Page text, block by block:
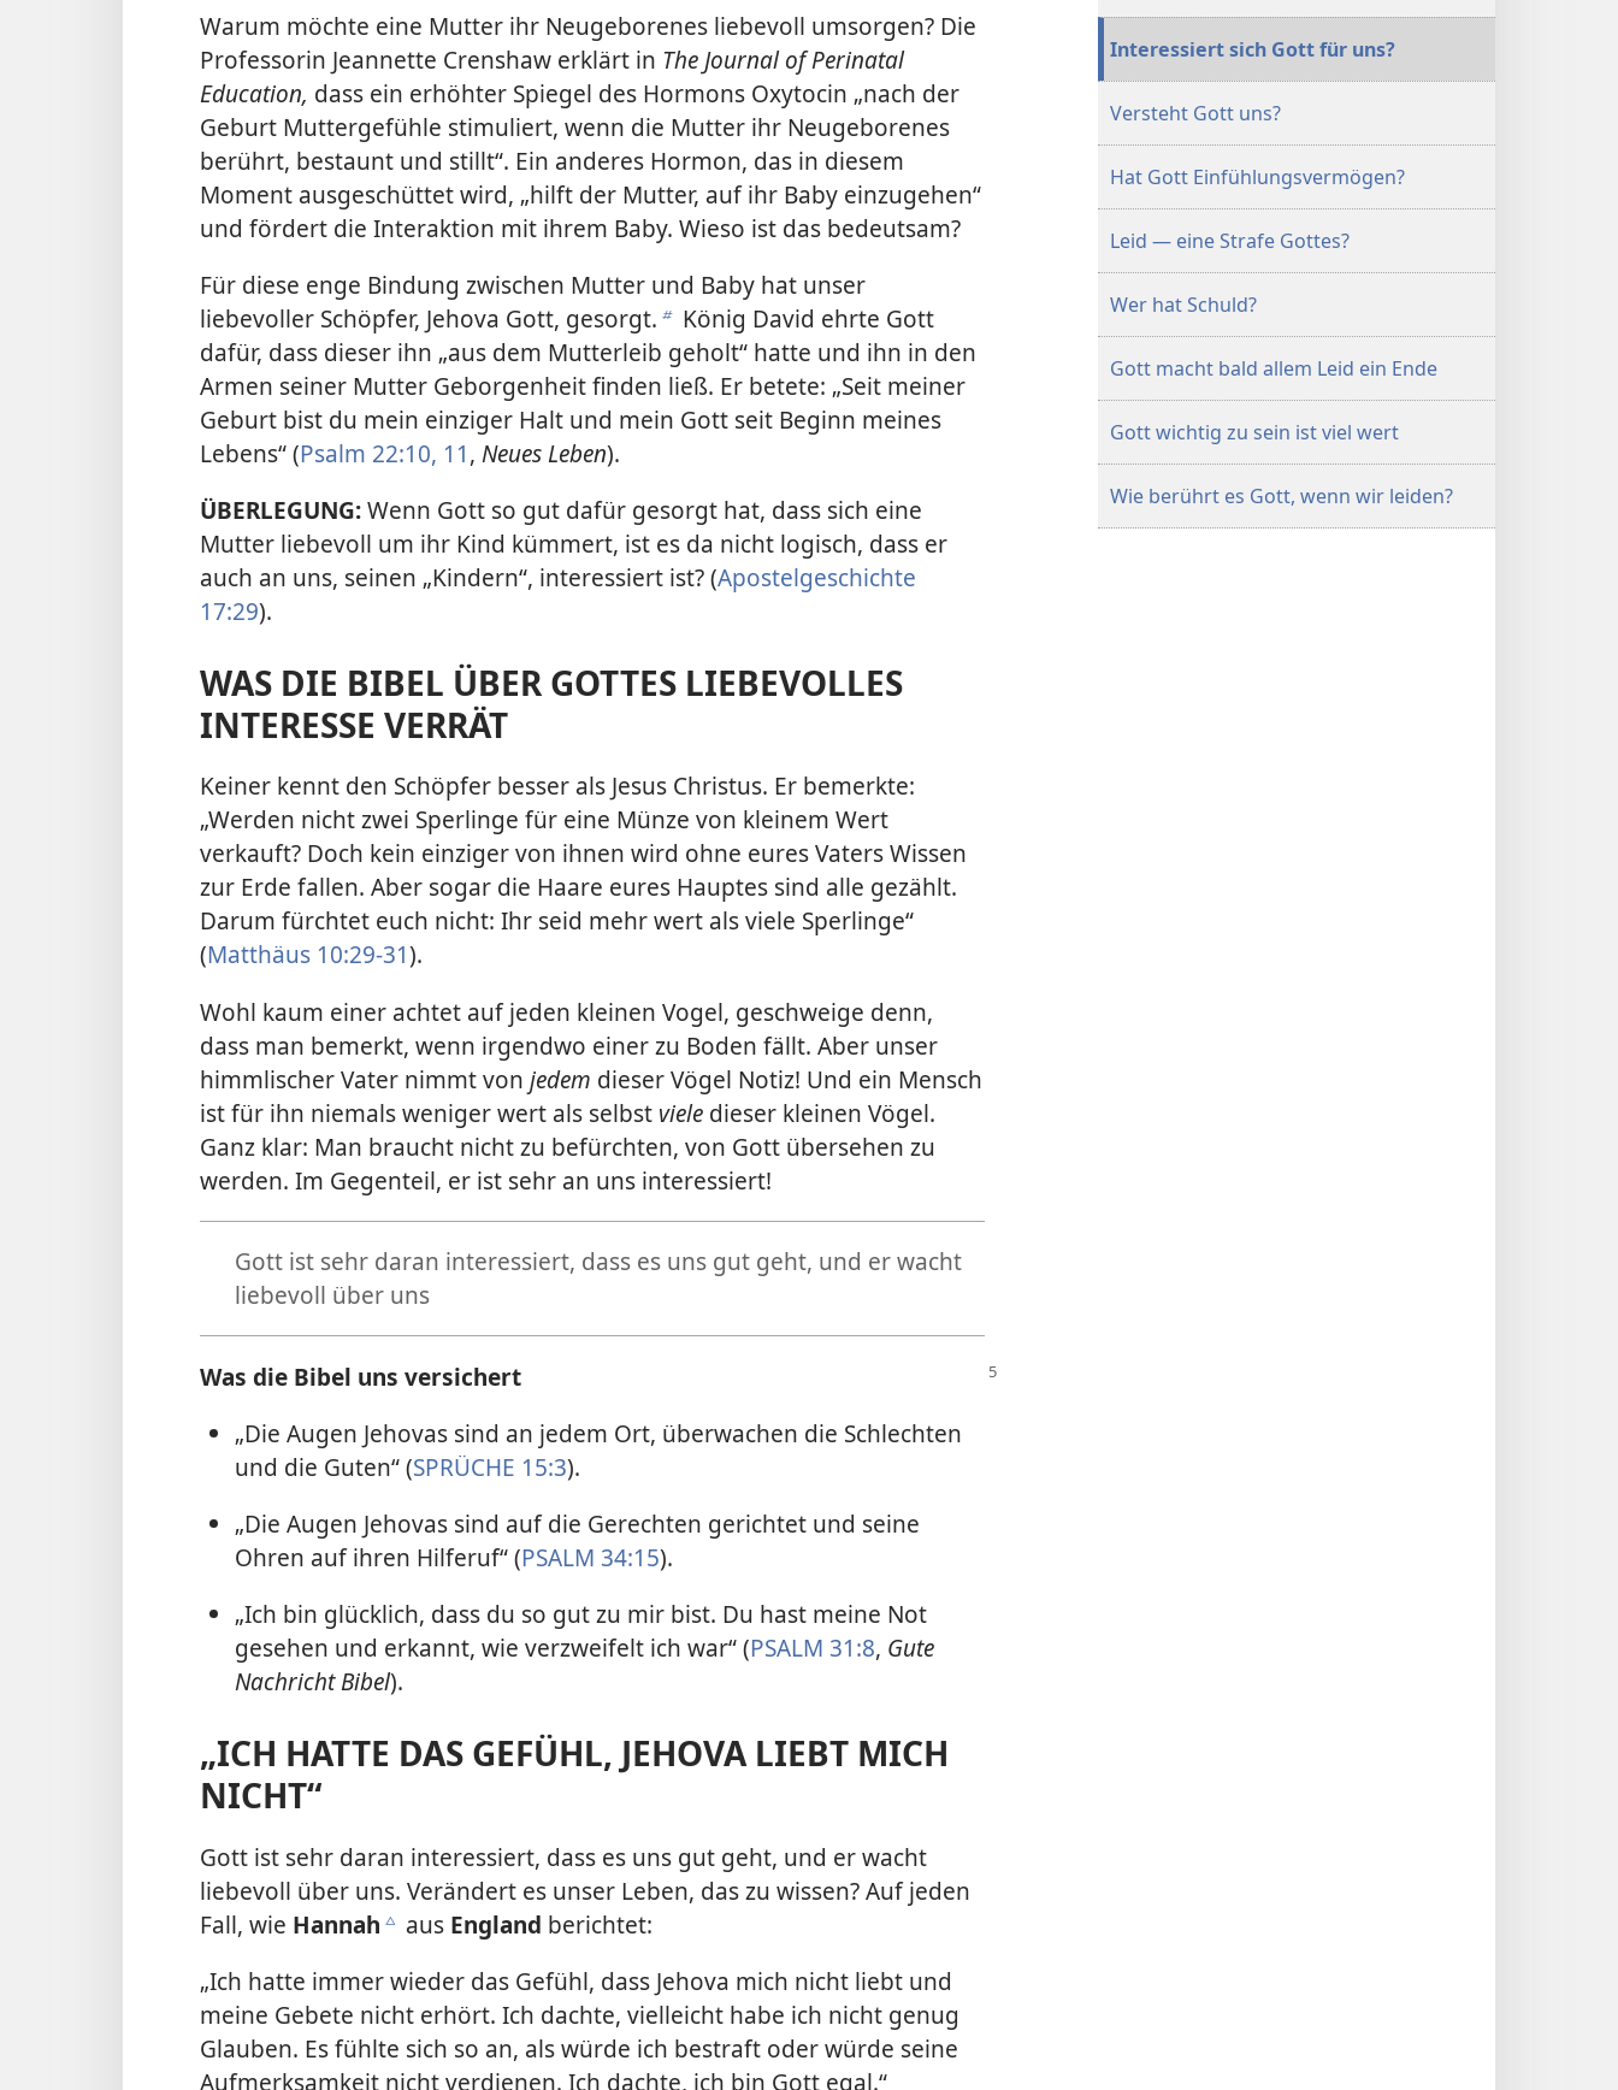
Warum möchte eine Mutter ihr Neugeborenes liebevoll umsorgen? Die
Professorin Jeannette Crenshaw erklärt in The Journal of Perinatal
Education, dass ein erhöhter Spiegel des Hormons Oxytocin „nach der
Geburt Muttergefühle stimuliert, wenn die Mutter ihr Neugeborenes
berührt, bestaunt und stillt“. Ein anderes Hormon, das in diesem
Moment ausgeschüttet wird, „hilft der Mutter, auf ihr Baby einzugehen“
und fördert die Interaktion mit ihrem Baby. Wieso ist das bedeutsam?
Für diese enge Bindung zwischen Mutter und Baby hat unser
liebevoller Schöpfer, Jehova Gott, gesorgt. b König David ehrte Gott
dafür, dass dieser ihn „aus dem Mutterleib geholt“ hatte und ihn in den
Armen seiner Mutter Geborgenheit finden ließ. Er betete: „Seit meiner
Geburt bist du mein einziger Halt und mein Gott seit Beginn meines
Lebens“ (Psalm 22:10, 11, Neues Leben).
ÜBERLEGUNG:Wenn Gott so gut dafür gesorgt hat, dass sich eine
Mutter liebevoll um ihr Kind kümmert, ist es da nicht logisch, dass er
auch an uns, seinen „Kindern“, interessiert ist? (Apostelgeschichte
17:29).
WAS DIE BIBEL ÜBER GOTTES LIEBEVOLLES
INTERESSE VERRÄT
Keiner kennt den Schöpfer besser als Jesus Christus. Er bemerkte:
„Werden nicht zwei Sperlinge für eine Münze von kleinem Wert
verkauft? Doch kein einziger von ihnen wird ohne eures Vaters Wissen
zur Erde fallen. Aber sogar die Haare eures Hauptes sind alle gezählt.
Darum fürchtet euch nicht: Ihr seid mehr wert als viele Sperlinge“
(Matthäus 10:29-31).
Wohl kaum einer achtet auf jeden kleinen Vogel, geschweige denn,
dass man bemerkt, wenn irgendwo einer zu Boden fällt. Aber unser
himmlischer Vater nimmt von jedem dieser Vögel Notiz! Und ein Mensch
ist für ihn niemals weniger wert als selbst viele dieser kleinen Vögel.
Ganz klar: Man braucht nicht zu befürchten, von Gott übersehen zu
werden. Im Gegenteil, er ist sehr an uns interessiert!
Gott ist sehr daran interessiert, dass es uns gut geht, und er wacht
liebevoll über uns
Was die Bibel uns versichert
„Die Augen Jehovas sind an jedem Ort, überwachen die Schlechten
und die Guten“ (SPRÜCHE 15:3).
„Die Augen Jehovas sind auf die Gerechten gerichtet und seine
Ohren auf ihren Hilferuf“ (PSALM 34:15).
„Ich bin glücklich, dass du so gut zu mir bist. Du hast meine Not
gesehen und erkannt, wie verzweifelt ich war“ (PSALM 31:8, Gute
Nachricht Bibel).
„ICH HATTE DAS GEFÜHL, JEHOVA LIEBT MICH
NICHT“
Gott ist sehr daran interessiert, dass es uns gut geht, und er wacht
liebevoll über uns. Verändert es unser Leben, das zu wissen? Auf jeden
Fall, wie Hannah c aus England berichtet:
„Ich hatte immer wieder das Gefühl, dass Jehova mich nicht liebt und
meine Gebete nicht erhört. Ich dachte, vielleicht habe ich nicht genug
Glauben. Es fühlte sich so an, als würde ich bestraft oder würde seine
Aufmerksamkeit nicht verdienen. Ich dachte, ich bin Gott egal.“
Interessiert sich Gott für uns?
Versteht Gott uns?
Hat Gott Einfühlungsvermögen?
Leid — eine Strafe Gottes?
Wer hat Schuld?
Gott macht bald allem Leid ein Ende
Gott wichtig zu sein ist viel wert
Wie berührt es Gott, wenn wir leiden?